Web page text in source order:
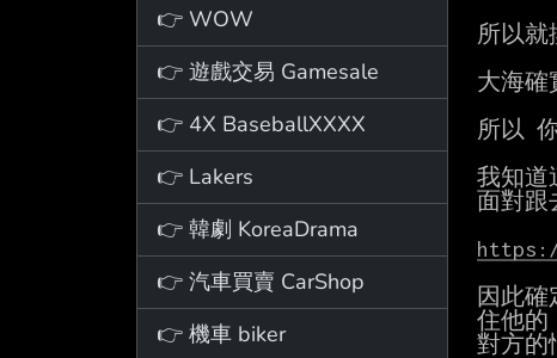
👉 WOW
👉 遊戲交易 Gamesale
👉 4X BaseballXXXX
👉 Lakers
👉 韓劇 KoreaDrama
👉 汽車買賣 CarShop
👉 機車 biker
所以就
大海確
所以
我知道
面對跟
因此
住他的
對方的